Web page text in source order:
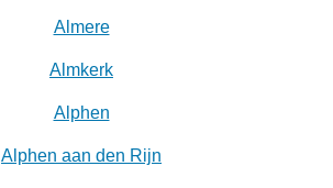
Almere
Almkerk
Alphen
Alphen aan den Rijn